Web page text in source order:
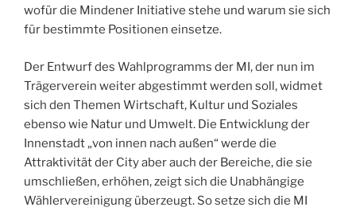
wofür die Mindener Initiative stehe und warum sie sich
für bestimmte Positionen einsetze.
Der Entwurf des Wahlprogramms der MI, der nun im
Trägerverein weiter abgestimmt werden soll, widmet
sich den Themen Wirtschaft, Kultur und Soziales
ebenso wie Natur und Umwelt. Die Entwicklung der
Innenstadt „von innen nach außen“ werde die
Attraktivität der City aber auch der Bereiche, die sie
umschließen, erhöhen, zeigt sich die Unabhängige
Wählervereinigung überzeugt. So setze sich die MI